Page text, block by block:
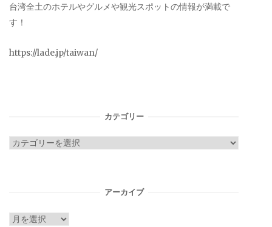
台湾全土のホテルやグルメや観光スポットの情報が満載で
す！
https://lade.jp/taiwan/
カテゴリー
カ
アーカイブ
ア